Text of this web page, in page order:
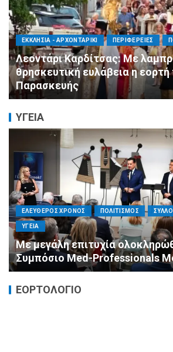
ΑΓΙΟΣ ΔΗΜΗΤΡΙΟΣ ΠΟΛΙΤΙΣΜΟΣ
Η Εθελοντική Δράση Αγίου
πλευρό των πυρόπληκτων
ΥΓΕΙΑ
ΕΛΕΥΘΕΡΟΣ ΧΡΟΝΟΣ ΟΙΚΟΝΟΜΙΑ ΥΓΕΙΑ
Καταστροφικές δαπάνες
αντιμετώπισή τους
ΕΟΡΤΟΛΟΓΙΟ